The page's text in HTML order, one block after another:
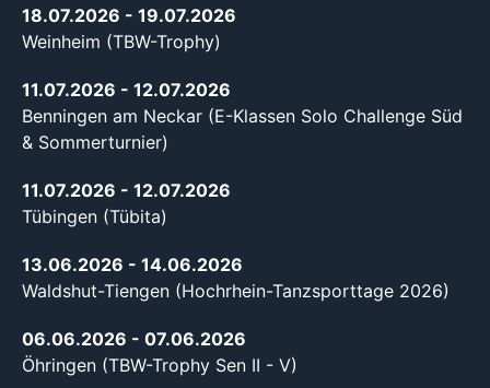
18.07.2026 - 19.07.2026
Weinheim (TBW-Trophy)
11.07.2026 - 12.07.2026
Benningen am Neckar (E-Klassen Solo Challenge Süd
& Sommerturnier)
11.07.2026 - 12.07.2026
Tübingen (Tübita)
13.06.2026 - 14.06.2026
Waldshut-Tiengen (Hochrhein-Tanzsporttage 2026)
06.06.2026 - 07.06.2026
Öhringen (TBW-Trophy Sen II - V)